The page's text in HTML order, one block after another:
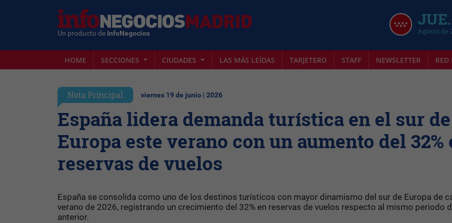
Un producto de InfoNegocios Agosto de
HOME SECCIONES CIUDADES LAS MÁS LEÍDAS TARJETERO STAFF NEWSLETTER
Nota Principal viernes 19 de junio | 2026
España lidera demanda turística en el sur de
Europa este verano con un aumento del 32%
reservas de vuelos
España se consolida como uno de los destinos turísticos con mayor dinamismo del sur de Europa de
verano de 2026, registrando un crecimiento del 32% en reservas de vuelos respecto al mismo periodo
anterior.